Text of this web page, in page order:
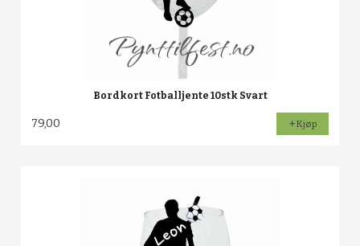
Bordkort Fotballjente 10stk Svart
79,00 Kjøp